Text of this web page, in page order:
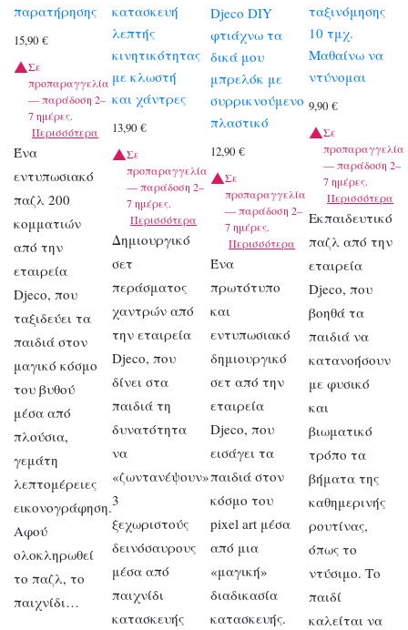
παρατήρησης
15,90 €
Σε
προπαραγγελία
— παράδοση 2–
7 ημέρες.
Περισσότερα
Ένα
εντυπωσιακό
παζλ 200
κομματιών
από την
εταιρεία
Djeco, που
ταξιδεύει τα
παιδιά στον
μαγικό κόσμο
του βυθού
μέσα από
πλούσια,
γεμάτη
λεπτομέρειες
εικονογράφηση.
Αφού
ολοκληρωθεί
το παζλ, το
παιχνίδι…
κατασκευή
λεπτής
κινητικότητας
με κλωστή
και χάντρες
13,90€
Σε
προπαραγγελία
— παράδοση 2–
7 ημέρες.
Περισσότερα
Δημιουργικό
σετ
περάσματος
χαντρών από
την εταιρεία
Djeco, που
δίνει στα
παιδιά τη
δυνατότητα
να
«ζωντανέψουν»
3
ξεχωριστούς
δεινόσαυρους
μέσα από
παιχνίδι
κατασκευής
Djeco DIY
φτιάχνω τα
δικά μου
μπρελόκ με
συρρικνούμενο
πλαστικό
12,90€
Σε
προπαραγγελία
— παράδοση 2–
7 ημέρες.
Περισσότερα
Ένα
πρωτότυπο
και
εντυπωσιακό
δημιουργικό
σετ από την
εταιρεία
Djeco, που
εισάγει τα
παιδιά στον
κόσμο του
pixel art μέσα
από μια
«μαγική»
διαδικασία
κατασκευής.
ταξινόμησης
10 τμχ.
Μαθαίνω να
ντύνομαι
9,90€
Σε
προπαραγγελία
— παράδοση 2–
7 ημέρες.
Περισσότερα
Εκπαιδευτικό
παζλ από την
εταιρεία
Djeco, που
βοηθά τα
παιδιά να
κατανοήσουν
με φυσικό
και
βιωματικό
τρόπο τα
βήματα της
καθημερινής
ρουτίνας,
όπως το
ντύσιμο. Το
παιδί
καλείται να